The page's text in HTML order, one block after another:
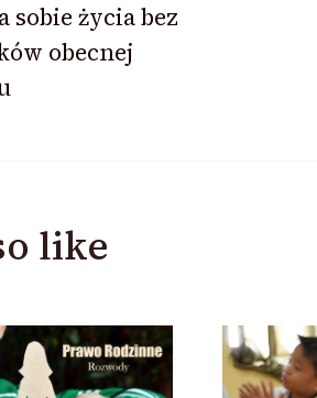
sobie życia bez
obecnej
like